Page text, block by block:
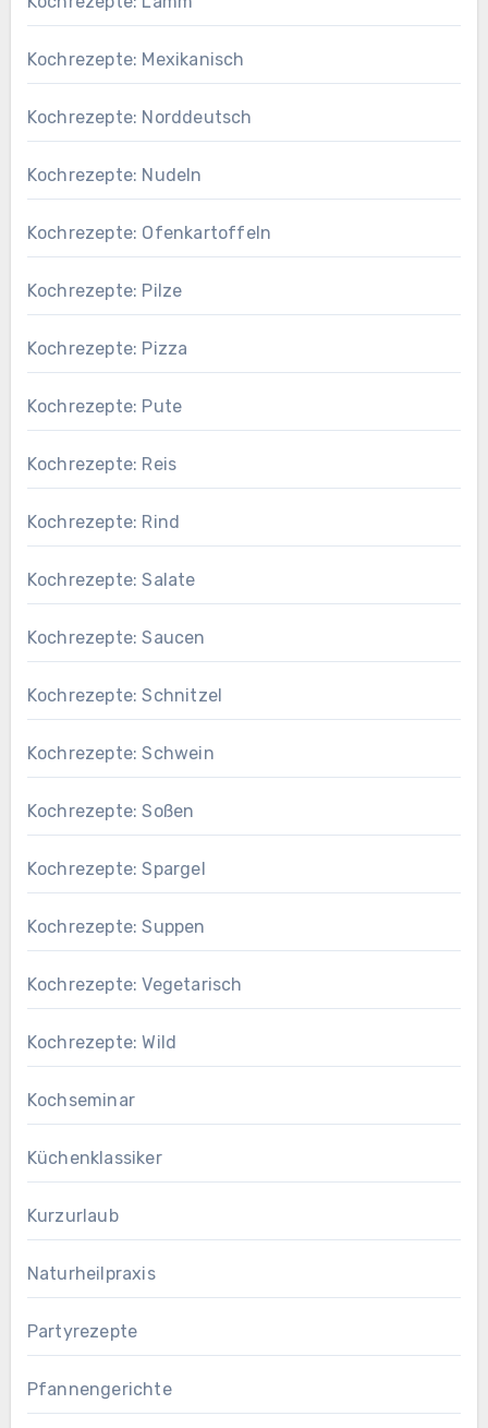
Kochrezepte: Mexikanisch
Kochrezepte: Norddeutsch
Kochrezepte: Nudeln
Kochrezepte: Ofenkartoffeln
Kochrezepte: Pilze
Kochrezepte: Pizza
Kochrezepte: Pute
Kochrezepte: Reis
Kochrezepte: Rind
Kochrezepte: Salate
Kochrezepte: Saucen
Kochrezepte: Schnitzel
Kochrezepte: Schwein
Kochrezepte: Soßen
Kochrezepte: Spargel
Kochrezepte: Suppen
Kochrezepte: Vegetarisch
Kochrezepte: Wild
Kochseminar
Küchenklassiker
Kurzurlaub
Naturheilpraxis
Partyrezepte
Pfannengerichte